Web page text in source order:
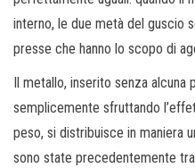
interno, le due metà del guscio
presse che hanno lo scopo di
Il metallo, inserito senza alcuna
semplicemente sfruttando
peso, si distribuisce in maniera
sono state precedentemente